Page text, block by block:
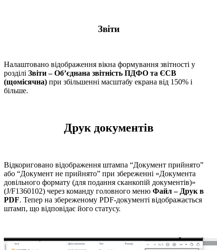
Звіти
Налаштовано відображення вікна формування звітності у
розділі Звіти – Об’єднана звітність ПДФО та ЄСВ
(щомісячна) при збільшенні масштабу екрана від 150% і
більше.
Друк документів
Відкориговано відображення штампа “Документ прийнято”
або “Документ не прийнято” при збереженні «Документа
довільного формату (для подання сканкопій документів)»
(J/F1360102) через команду головного меню Файл – Друк в
PDF. Тепер на збереженому PDF-документі відображається
штамп, що відповідає його статусу.